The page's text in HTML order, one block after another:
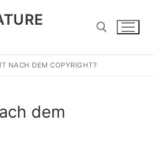
NACH DEM COPYRIGHT?
dem